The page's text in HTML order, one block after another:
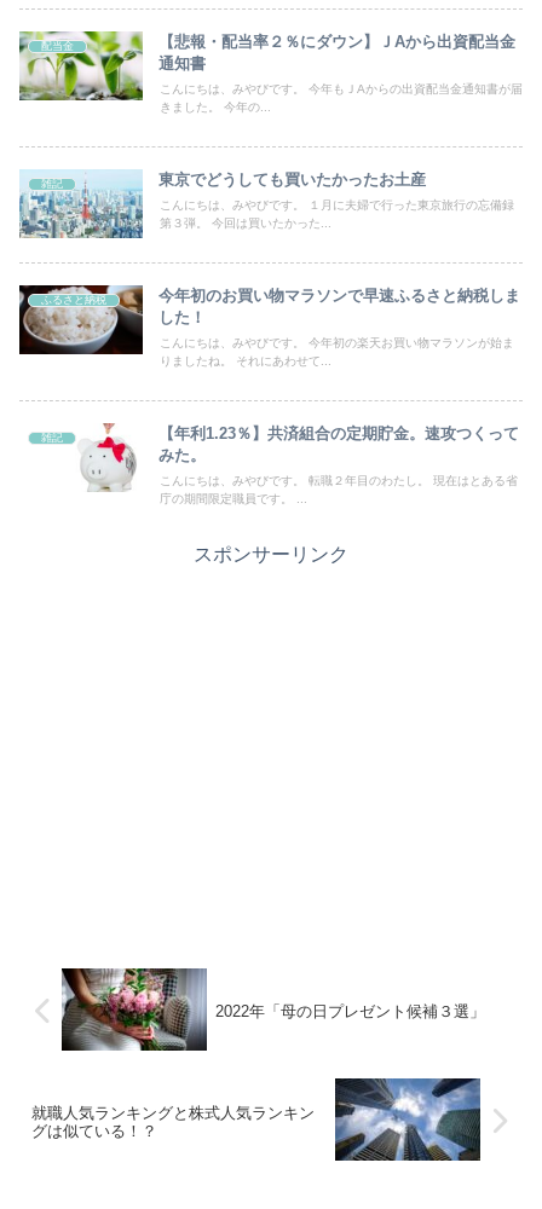
配当金
【悲報・配当率２％にダウン】ＪAから出資配当金
通知書
こんにちは、みやびです。 今年もＪAからの出資配当金通知書が届
きました。 今年の...
雑記 東京でどうしても買いたかったお土産
こんにちは、みやびです。 １月に夫婦で行った東京旅行の忘備録
第３弾。 今回は買いたかった...
ふるさと納税
今年初のお買い物マラソンで早速ふるさと納税しま
した！
こんにちは、みやびです。 今年初の楽天お買い物マラソンが始ま
りましたね。 それにあわせて...
雑記
【年利1.23％】共済組合の定期貯金。速攻つくって
みた。
こんにちは、みやびです。 転職２年目のわたし。 現在はとある省
庁の期間限定職員です。 ...
スポンサーリンク
2022年「母の日プレゼント候補３選」
就職人気ランキングと株式人気ランキン
グは似ている！？